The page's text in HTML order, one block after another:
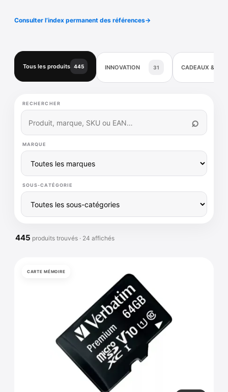
Consulter l’index permanent des références→
Tous les produits 445 INNOVATION 31 CADEAUX &
RECHERCHER
⌕
MARQUE
SOUS-CATÉGORIE
445 produits trouvés · 24 affichés
CARTE MÉMOIRE